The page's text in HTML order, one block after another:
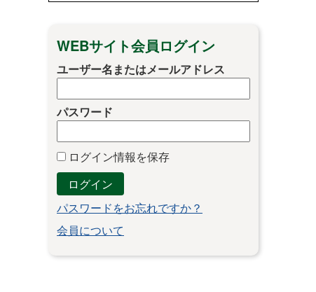
WEBサイト会員ログイン
ユーザー名またはメールアドレス
パスワード
ログイン情報を保存
パスワードをお忘れですか？
会員について